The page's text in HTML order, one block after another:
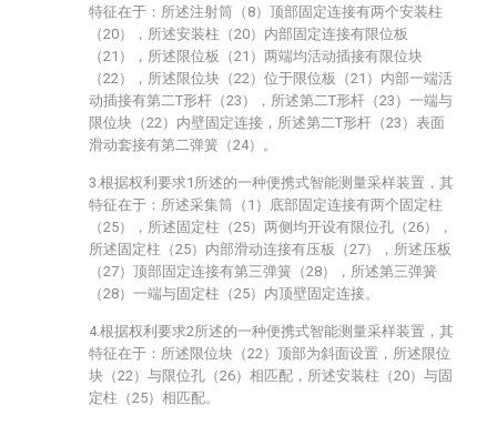
特征在于：所述注射筒（8）顶部固定连接有两个安装柱
（20），所述安装柱（20）内部固定连接有限位板
（21），所述限位板（21）两端均活动插接有限位块
（22），所述限位块（22）位于限位板（21）内部一端活
动插接有第二T形杆（23），所述第二T形杆（23）一端与
限位块（22）内壁固定连接，所述第二T形杆（23）表面
滑动套接有第二弹簧（24）。
3.根据权利要求1所述的一种便携式智能测量采样装置，其
特征在于：所述采集筒（1）底部固定连接有两个固定柱
（25），所述固定柱（25）两侧均开设有限位孔（26），
所述固定柱（25）内部滑动连接有压板（27），所述压板
（27）顶部固定连接有第三弹簧（28），所述第三弹簧
（28）一端与固定柱（25）内顶壁固定连接。
4.根据权利要求2所述的一种便携式智能测量采样装置，其
特征在于：所述限位块（22）顶部为斜面设置，所述限位
块（22）与限位孔（26）相匹配，所述安装柱（20）与固
定柱（25）相匹配。